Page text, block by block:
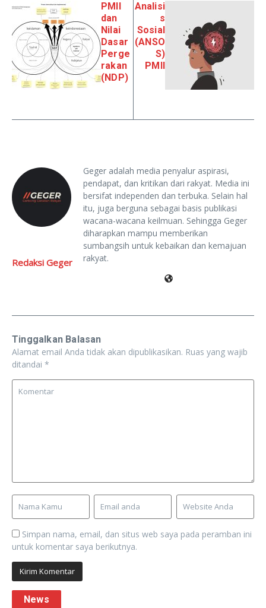
PMII
dan
Nilai
Dasar
Perge
rakan
(NDP)
Analisi
s
Sosial
(ANSO
S)
PMII
Redaksi Geger
Geger adalah media penyalur aspirasi,
pendapat, dan kritikan dari rakyat. Media ini
bersifat independen dan terbuka. Selain hal
itu, juga berguna sebagai basis publikasi
wacana-wacana keilmuan. Sehingga Geger
diharapkan mampu memberikan
sumbangsih untuk kebaikan dan kemajuan
rakyat.
Tinggalkan Balasan
Alamat email Anda tidak akan dipublikasikan. Ruas yang wajib
ditandai *
Simpan nama, email, dan situs web saya pada peramban ini
untuk komentar saya berikutnya.
News